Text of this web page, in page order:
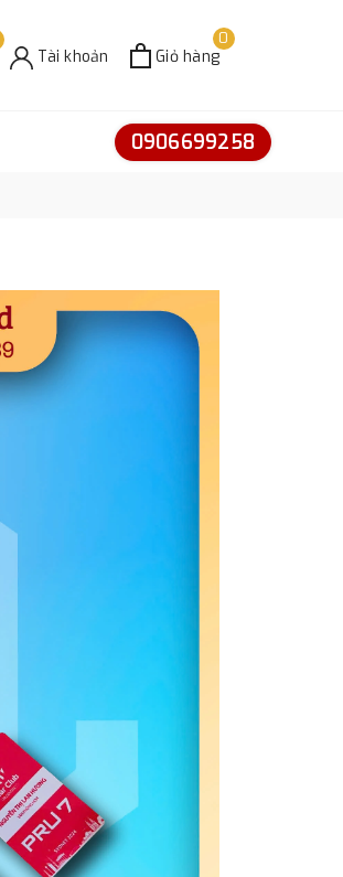
Tài khoản
0
Giỏ hàng
0906699258